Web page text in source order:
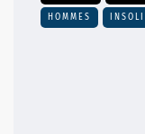
HOMMES